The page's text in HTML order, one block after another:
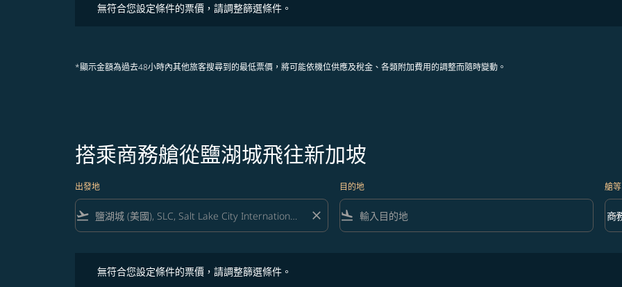
無符合您設定條件的票價，請調整篩選條件。
*顯示金額為過去48小時內其他旅客搜尋到的最低票價，將可能依機位供應及稅金、各類附加費用的調整而隨時變動。
搭乘商務艙從鹽湖城飛往新加坡
出發地
flight_takeoff close
目的地
flight_land
艙等
艙
商
keyboard_arrow_down
無符合您設定條件的票價，請調整篩選條件。